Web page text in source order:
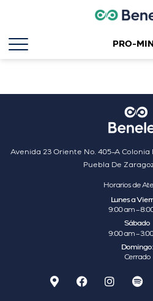
PRO-
Avenida 23 Oriente No. 405–A Colonia
Puebla De
Horarios de
Lunes a
9:00 am –
Sábado
9:00 am –
Domingo:
Cerrado